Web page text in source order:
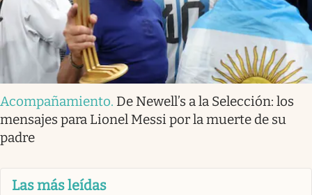
Acompañamiento. De Newell’s a la Selección: los
mensajes para Lionel Messi por la muerte de su
padre
Las más leídas